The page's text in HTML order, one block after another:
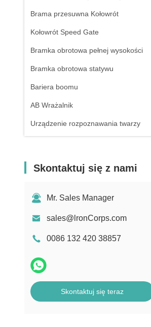
Brama przesuwna Kołowrót
Kołowrót Speed ​​Gate
Bramka obrotowa pełnej wysokości
Bramka obrotowa statywu
Bariera boomu
AB Wrażalnik
Urządzenie rozpoznawania twarzy
Skontaktuj się z nami
Mr. Sales Manager
sales@lronCorps.com
0086 132 420 38857
Skontaktuj się teraz